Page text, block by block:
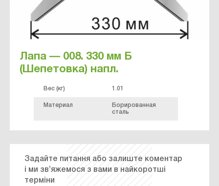
Лапа — 008. 330 мм Б
(Шепетовка) напл.
Вес (кг) 1.01
Материал
Борированная
сталь
Задайте питання або залиште коментар
і ми зв’яжемося з вами в найкоротші
терміни